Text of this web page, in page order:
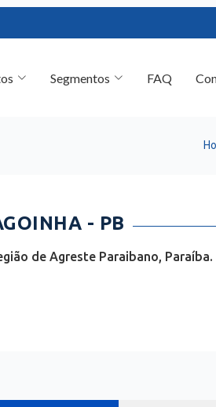
- PB
de Agreste Paraibano, Paraíba.